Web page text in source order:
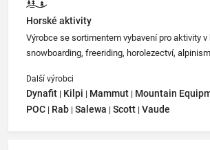
Horské aktivity
Výrobce se sortimentem vybavení pro aktivity v
snowboarding, freeriding, horolezectví,
Další výrobci
Dynafit | Kilpi | Mammut | Mountain
POC | Rab | Salewa | Scott | Vaude